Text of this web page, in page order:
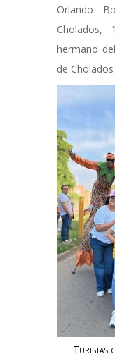
Orlando
hermano
de
Turistas